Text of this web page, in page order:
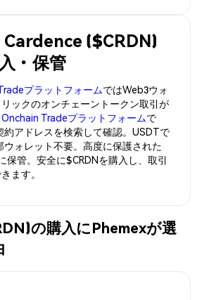
Cardence ($CRDN)
・保管
プラットフォームではWeb3ウォ
ックのオンチェーントークン取引が
Onchain Tradeプラットフォームで
約アドレスを検索して確認。USDTで
ウォレット不要。高度に保護された
保管。安全に$CRDNを購入し、取引
ます。
の購入にPhemexが選